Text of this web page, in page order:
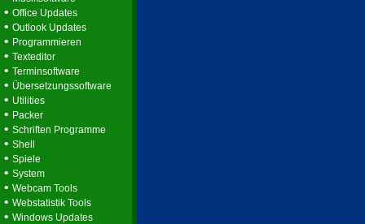
• Office Updates
• Outlook Updates
• Programmieren
• Texteditor
• Terminsoftware
• Übersetzungssoftware
• Utilities
• Packer
• Schriften Programme
• Shell
• Spiele
• System
• Webcam Tools
• Webstatistik Tools
• Windows Updates